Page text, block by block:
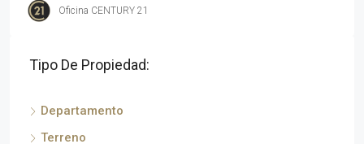
Oficina CENTURY 21
Tipo De Propiedad:
Departamento
Terreno